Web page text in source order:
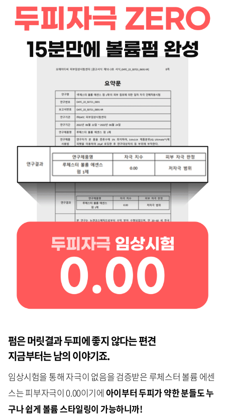
펌은 머릿결과 두피에 좋지 않다는 편견
지금부터는 남의 이야기죠.
임상시험을 통해 자극이 없음을 검증받은 루체스터 볼륨 에센
스는 피부자극이 0.00이기에 아이부터 두피가 약한 분들도 누
구나 쉽게 볼륨 스타일링이 가능하니까!